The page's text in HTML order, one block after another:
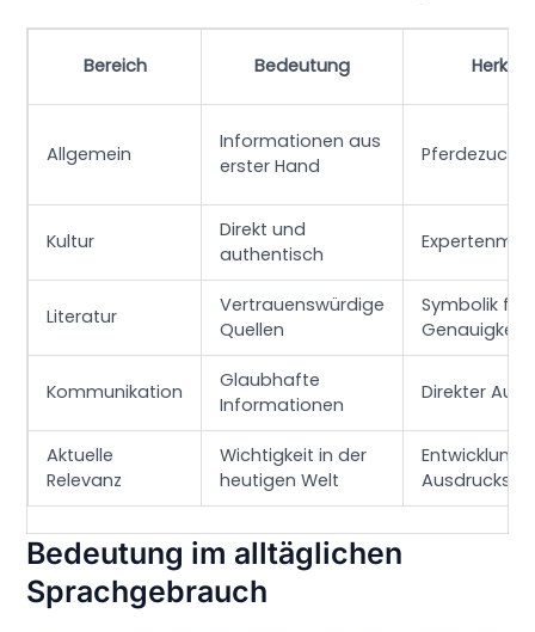
Bereich Bedeutung
Allgemein
Informationen aus
erster Hand
Pferdezucht
Kultur
Direkt und
authentisch
Literatur
Vertrauenswürdige
Quellen
Symbolik für
Genauigkeit
Kommunikation
Glaubhafte
Informationen
Direkter
Aktuelle
Relevanz
Wichtigkeit in der
heutigen Welt
Entwicklung
Ausdrucks
Bedeutung im alltäglichen
Sprachgebrauch